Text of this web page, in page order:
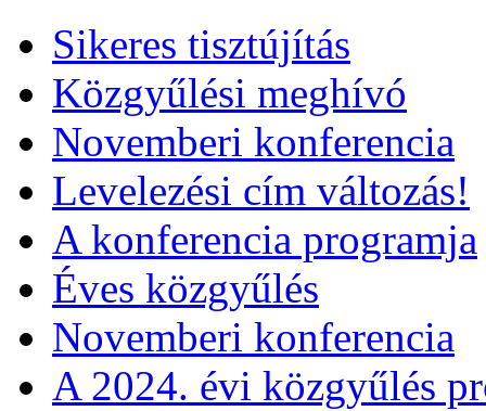
Sikeres tisztújítás
Közgyűlési meghívó
Novemberi konferencia
Levelezési cím változás!
A konferencia programja
Éves közgyűlés
Novemberi konferencia
A 2024. évi közgyűlés